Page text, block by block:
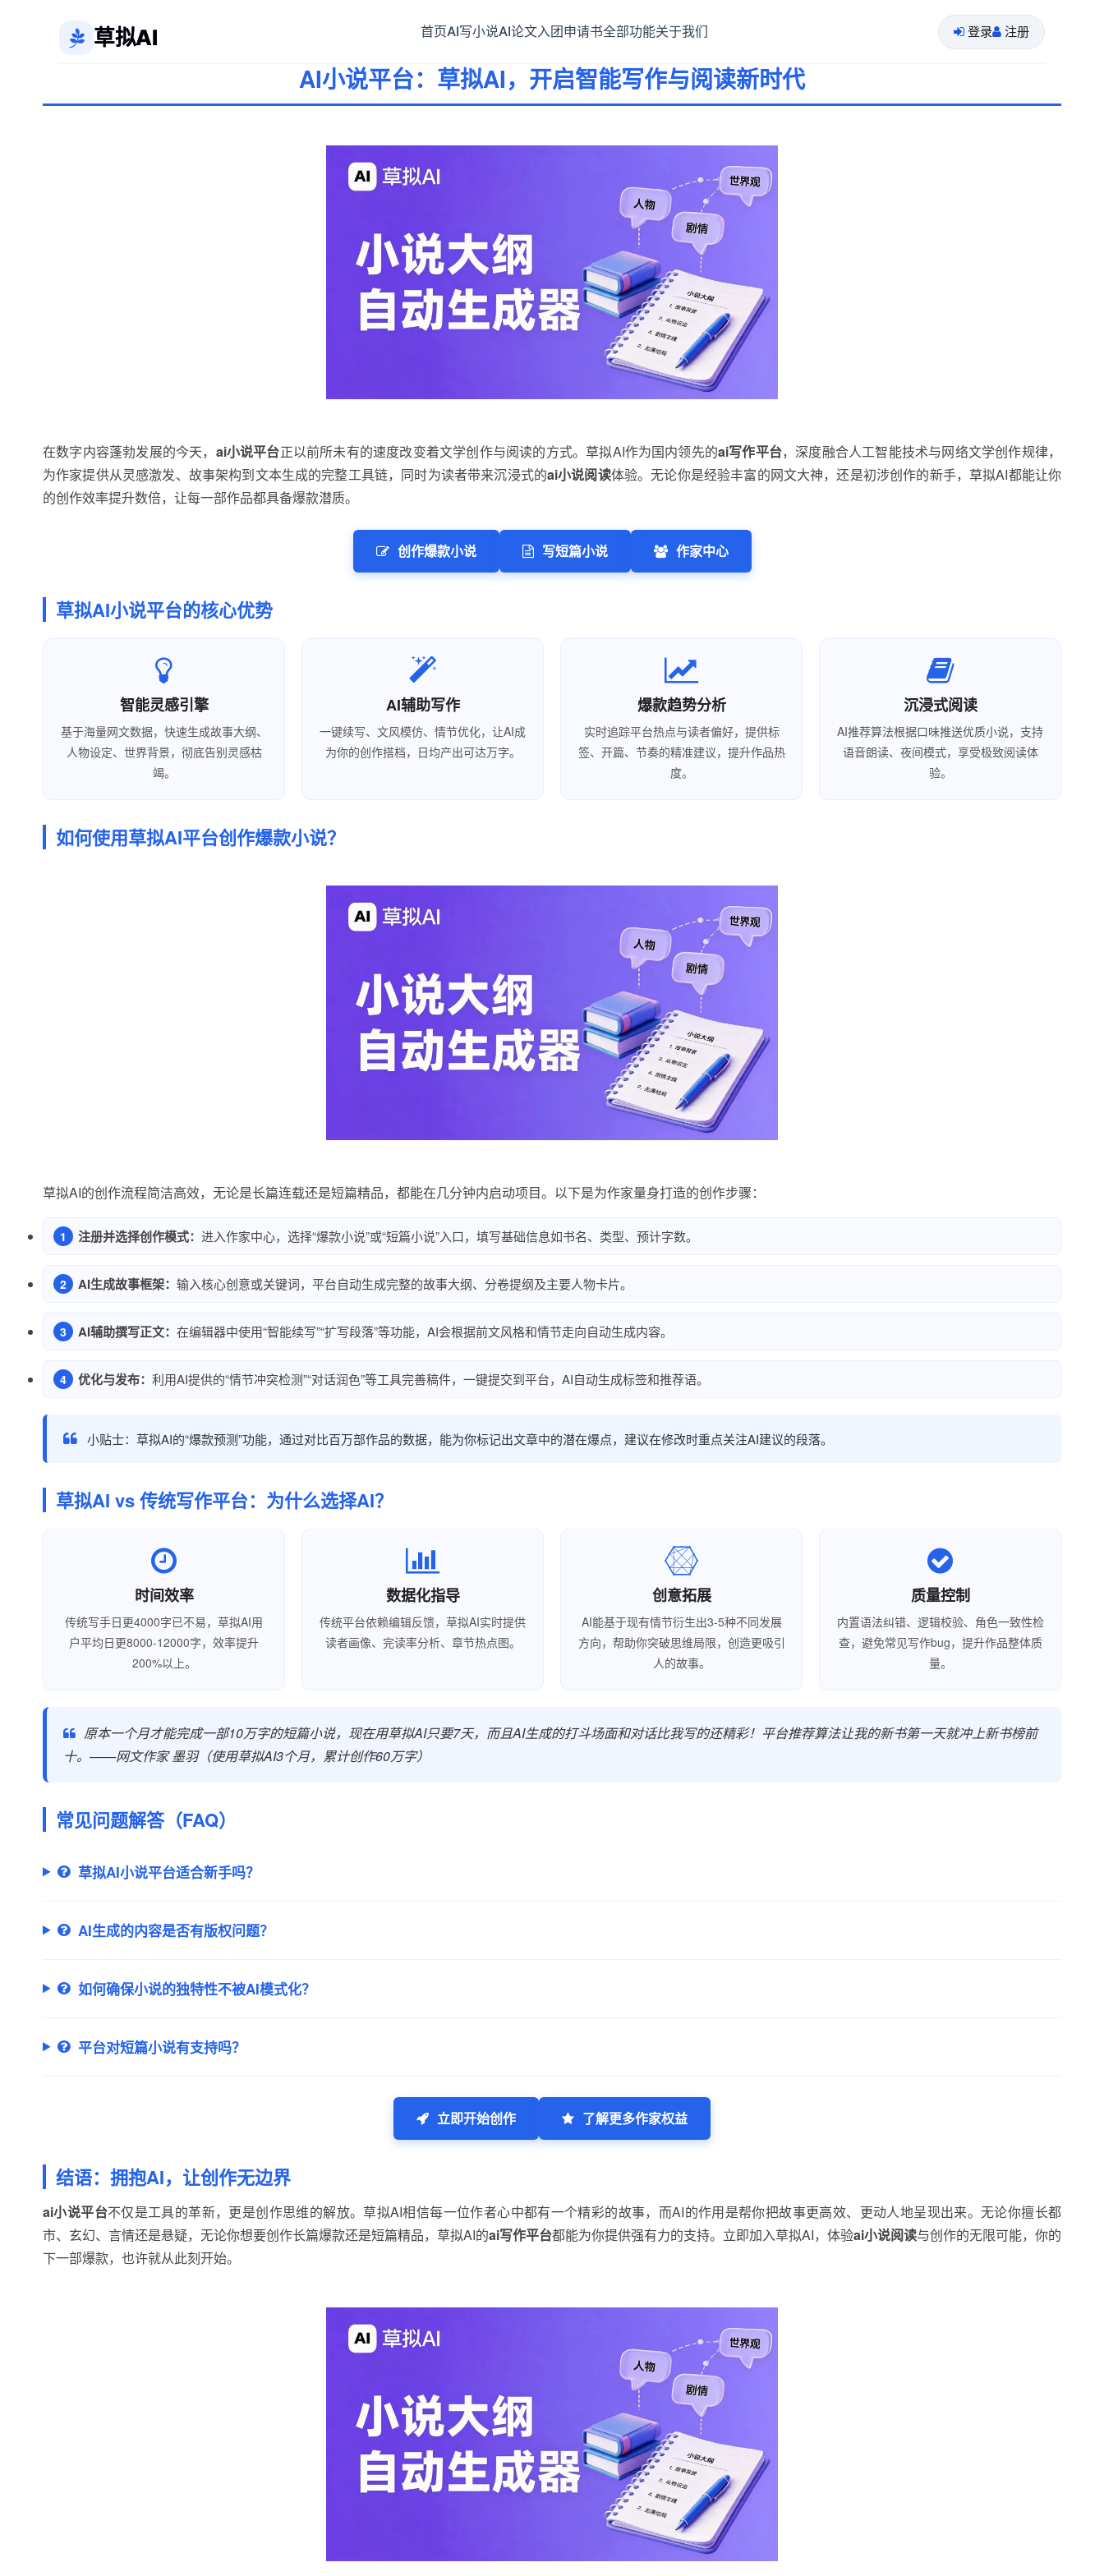
草拟AI 首页AI写小说AI论文入团申请书全部功能关于我们 登录 注册
AI小说平台：草拟AI，开启智能写作与阅读新时代
在数字内容蓬勃发展的今天， ai小说平台正以前所未有的速度改变着文学创作与阅读的方式。草拟AI作为国内领先的ai写作平台，深度融合人工智能技术与网络文学创作规律，
为作家提供从灵感激发、故事架构到文本生成的完整工具链，同时为读者带来沉浸式的ai小说阅读体验。无论你是经验丰富的网文大神，还是初涉创作的新手，草拟AI都能让你
的创作效率提升数倍，让每一部作品都具备爆款潜质。
创作爆款小说 写短篇小说 作家中心
草拟AI小说平台的核心优势
智能灵感引擎
基于海量网文数据，快速生成故事大纲、
人物设定、世界背景，彻底告别灵感枯
竭。
AI辅助写作
一键续写、文风模仿、情节优化，让AI成
为你的创作搭档，日均产出可达万字。
爆款趋势分析
实时追踪平台热点与读者偏好，提供标
签、开篇、节奏的精准建议，提升作品热
度。
沉浸式阅读
AI推荐算法根据口味推送优质小说，支持
语音朗读、夜间模式，享受极致阅读体
验。
如何使用草拟AI平台创作爆款小说？
草拟AI的创作流程简洁高效，无论是长篇连载还是短篇精品，都能在几分钟内启动项目。以下是为作家量身打造的创作步骤：
注册并选择创作模式： 进入作家中心，选择“爆款小说”或“短篇小说”入口，填写基础信息如书名、类型、预计字数。
AI生成故事框架： 输入核心创意或关键词，平台自动生成完整的故事大纲、分卷提纲及主要人物卡片。
AI辅助撰写正文： 在编辑器中使用“智能续写”“扩写段落”等功能，AI会根据前文风格和情节走向自动生成内容。
优化与发布： 利用AI提供的“情节冲突检测”“对话润色”等工具完善稿件，一键提交到平台，AI自动生成标签和推荐语。
小贴士：草拟AI的“爆款预测”功能，通过对比百万部作品的数据，能为你标记出文章中的潜在爆点，建议在修改时重点关注AI建议的段落。
草拟AI vs 传统写作平台：为什么选择AI？
时间效率
传统写手日更4000字已不易，草拟AI用
户平均日更8000-12000字，效率提升
200%以上。
数据化指导
传统平台依赖编辑反馈，草拟AI实时提供
读者画像、完读率分析、章节热点图。
创意拓展
AI能基于现有情节衍生出3-5种不同发展
方向，帮助你突破思维局限，创造更吸引
人的故事。
质量控制
内置语法纠错、逻辑校验、角色一致性检
查，避免常见写作bug，提升作品整体质
量。
原本一个月才能完成一部10万字的短篇小说，现在用草拟AI只要7天，而且AI生成的打斗场面和对话比我写的还精彩！平台推荐算法让我的新书第一天就冲上新书榜前
十。——网文作家 墨羽（使用草拟AI3个月，累计创作60万字）
常见问题解答（FAQ）
草拟AI小说平台适合新手吗？
AI生成的内容是否有版权问题？
如何确保小说的独特性不被AI模式化？
平台对短篇小说有支持吗？
立即开始创作 了解更多作家权益
结语：拥抱AI，让创作无边界
ai小说平台不仅是工具的革新，更是创作思维的解放。草拟AI相信每一位作者心中都有一个精彩的故事，而AI的作用是帮你把故事更高效、更动人地呈现出来。无论你擅长都
市、玄幻、言情还是悬疑，无论你想要创作长篇爆款还是短篇精品，草拟AI的ai写作平台都能为你提供强有力的支持。立即加入草拟AI，体验ai小说阅读与创作的无限可能，你的
下一部爆款，也许就从此刻开始。